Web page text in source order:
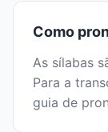
Como
As sílabas
Para a
guia de